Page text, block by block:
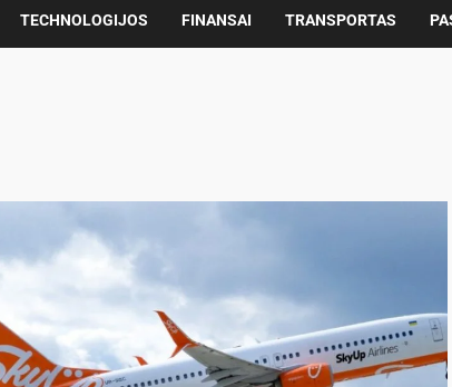
TECHNOLOGIJOS FINANSAI TRANSPORTAS